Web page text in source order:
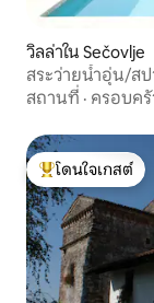
วิลล่าใน Sečovlje
สระว่ายน้ำอุ่น/ส
สถานที่ · ครอบค
โดนใจเกสต์ที่สุด
โดนใจเกสต์